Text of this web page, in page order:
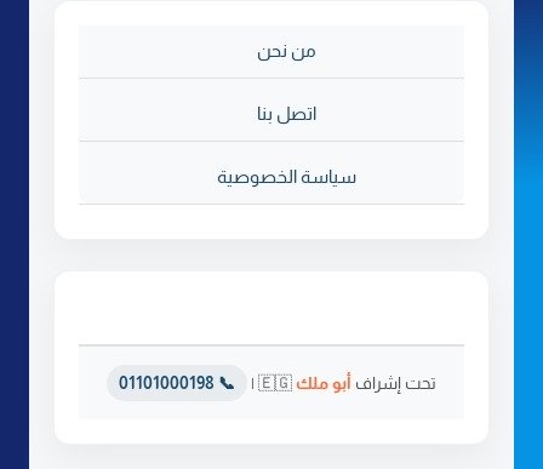
من نحن
اتصل بنا
سياسة الخصوصية
تحت إشراف أبو ملك 📞 01101000198